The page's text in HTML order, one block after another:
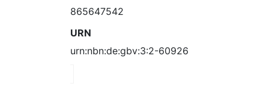
865647542
URN
urn:nbn:de:gbv:3:2-60926